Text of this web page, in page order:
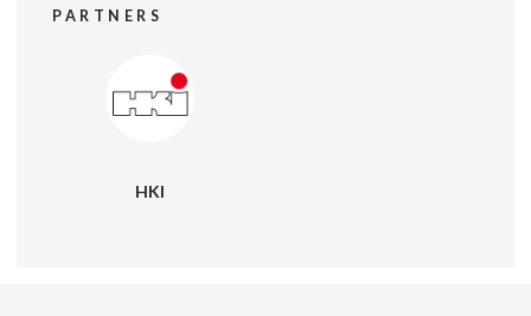
PARTNERS
HKI